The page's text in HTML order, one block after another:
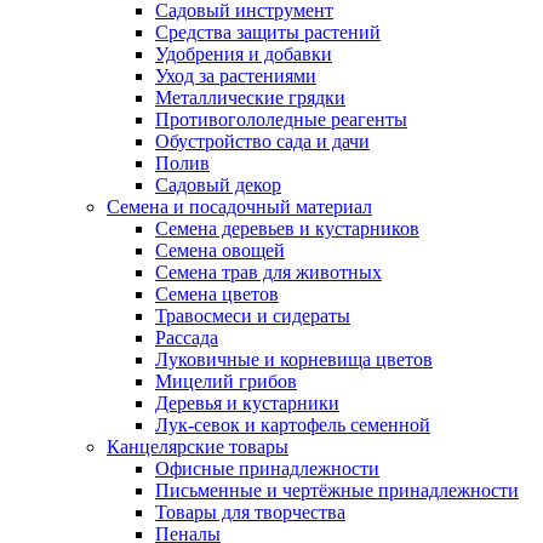
Садовый инструмент
Средства защиты растений
Удобрения и добавки
Уход за растениями
Металлические грядки
Противогололедные реагенты
Обустройство сада и дачи
Полив
Садовый декор
Семена и посадочный материал
Семена деревьев и кустарников
Семена овощей
Семена трав для животных
Семена цветов
Травосмеси и сидераты
Рассада
Луковичные и корневища цветов
Мицелий грибов
Деревья и кустарники
Лук-севок и картофель семенной
Канцелярские товары
Офисные принадлежности
Письменные и чертёжные принадлежности
Товары для творчества
Пеналы